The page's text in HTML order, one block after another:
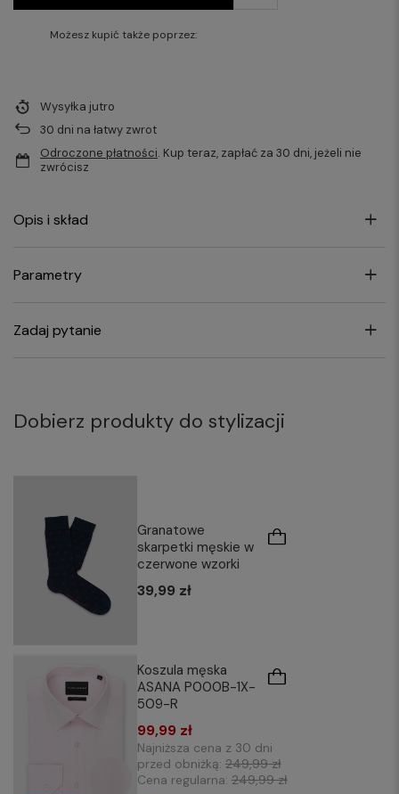
Możesz kupić także poprzez:
Wysyłka jutro
30 dni na łatwy zwrot
Odroczone płatności. Kup teraz, zapłać za 30 dni, jeżeli nie
zwrócisz
Opis i skład
Parametry
Zadaj pytanie
Dobierz produkty do stylizacji
Granatowe
skarpetki męskie w
czerwone wzorki
39,99 zł
Koszula męska
ASANA P000B-1X-
509-R
99,99 zł
Najniższa cena z 30 dni
przed obniżką: 249,99 zł
Cena regularna: 249,99 zł